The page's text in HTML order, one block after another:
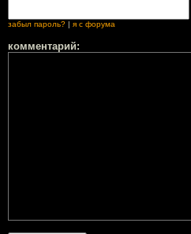
забыл пароль? | я с форума
комментарий: